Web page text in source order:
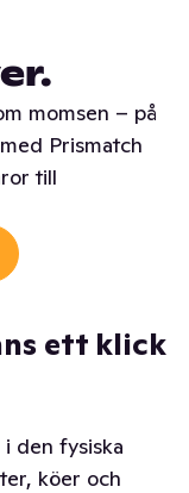
momsen – på
Prismatch
till
ett klick
den fysiska
köer och